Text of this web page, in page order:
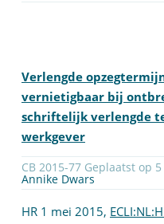
Verlengde
vernietigbaar bij
schriftelijk verlengde
werkgever
Annike Dwars
HR 1 mei 2015,